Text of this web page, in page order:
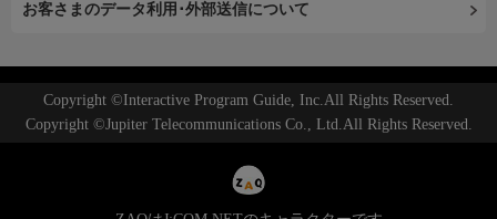
お客さまのデータ利用･外部送信について
Copyright ©Interactive Program Guide, Inc.All Rights Reserved.
Copyright ©Jupiter Telecommunications Co., Ltd.All Rights Reserved.